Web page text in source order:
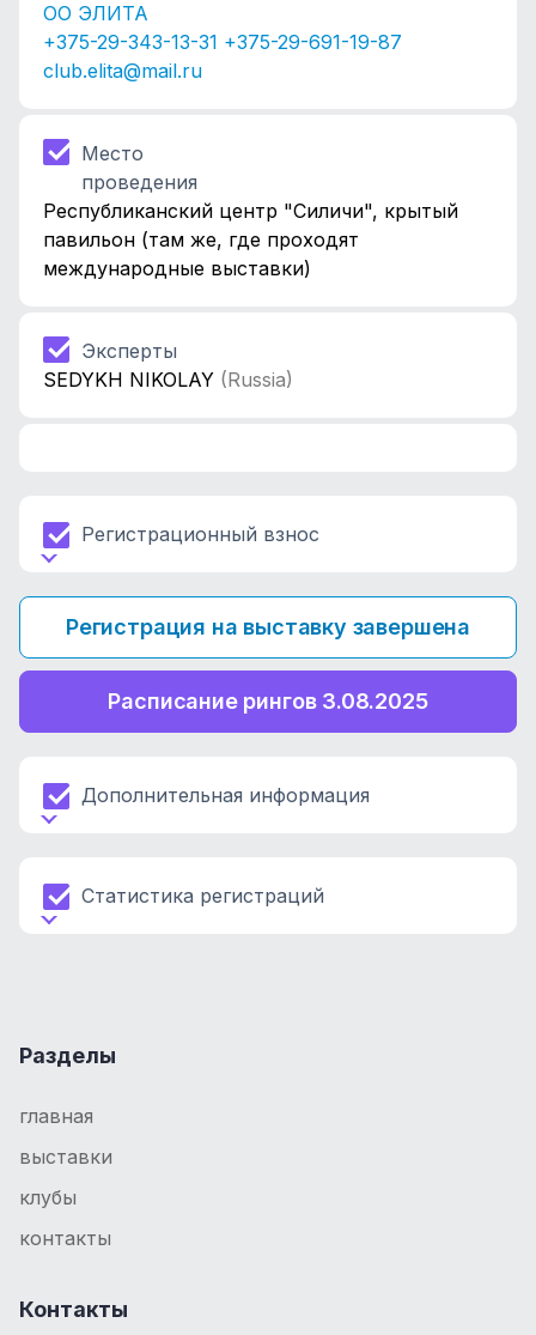
ОО ЭЛИТА
+375-29-343-13-31 +375-29-691-19-87
club.elita@mail.ru
Место
проведения
Республиканский центр "Силичи", крытый
павильон (там же, где проходят
международные выставки)
Эксперты
SEDYKH NIKOLAY (Russia)
Регистрационный взнос
Регистрация на выставку завершена
Расписание рингов 3.08.2025
Дополнительная информация
Статистика регистраций
Разделы
главная
выставки
клубы
контакты
Контакты